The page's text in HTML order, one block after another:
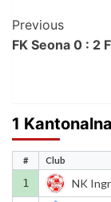
Post
Previous
FK Seona 0 : 2
1
# Club
1 NK